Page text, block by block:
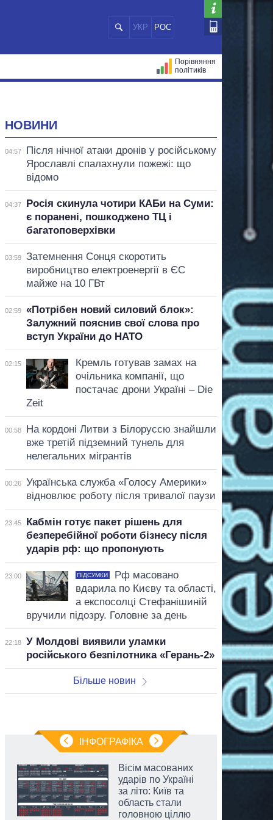
УКР РОС
Порівняння
політиків
НОВИНИ
04:57
Після нічної атаки дронів у російському
Ярославлі спалахнули пожежі: що
відомо
04:37
Росія скинула чотири КАБи на Суми:
є поранені, пошкоджено ТЦ і
багатоповерхівки
03:59
Затемнення Сонця скоротить
виробництво електроенергії в ЄС
майже на 10 ГВт
02:59
«Потрібен новий силовий блок»:
Залужний пояснив свої слова про
вступ України до НАТО
02:15
Кремль готував замах на
очільника компанії, що
постачає дрони Україні – Die
Zeit
00:58
На кордоні Литви з Білоруссю знайшли
вже третій підземний тунель для
нелегальних мігрантів
00:26
Українська служба «Голосу Америки»
відновлює роботу після тривалої паузи
23:45
Кабмін готує пакет рішень для
безперебійної роботи бізнесу після
ударів рф: що пропонують
23:00 ПІДСУМКИ
Рф масовано
вдарила по Києву та області,
а експосолці Стефанішиній
вручили підозру. Головне за день
22:18
У Молдові виявили уламки
російського безпілотника «Герань-2»
Більше новин
ІНФОГРАФІКА
Вісім масованих
ударів по Україні
за літо: Київ та
область стали
головною ціллю